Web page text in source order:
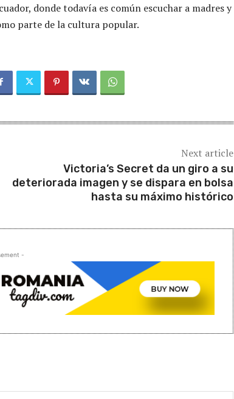
donde todavía es común escuchar a madres y
parte de la cultura popular.
Next article
Victoria’s Secret da un giro a su
deteriorada imagen y se dispara en bolsa
hasta su máximo histórico
-